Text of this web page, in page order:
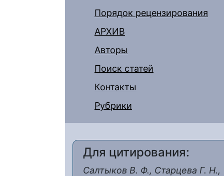
Порядок рецензирования
АРХИВ
Авторы
Поиск статей
Контакты
Рубрики
Для цитирования:
Салтыков В. Ф., Старцева Г. Н.,